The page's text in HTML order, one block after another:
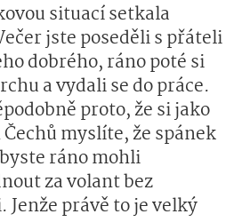
situací setkala
jste poseděli s přáteli
dobrého, ráno poté si
a vydali se do práce.
proto, že si jako
myslíte, že spánek
ráno mohli
za volant bez
právě to je velký